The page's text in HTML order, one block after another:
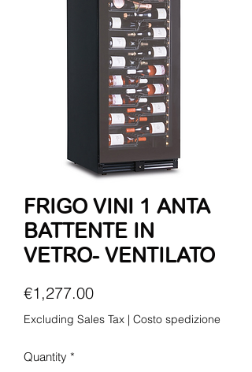
FRIGO VINI 1 ANTA
BATTENTE IN
VETRO- VENTILATO
€1,277.00Price
Excluding Sales Tax | Costo spedizione
Quantity *